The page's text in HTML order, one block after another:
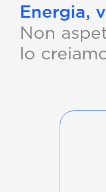
Energia,
Non
lo